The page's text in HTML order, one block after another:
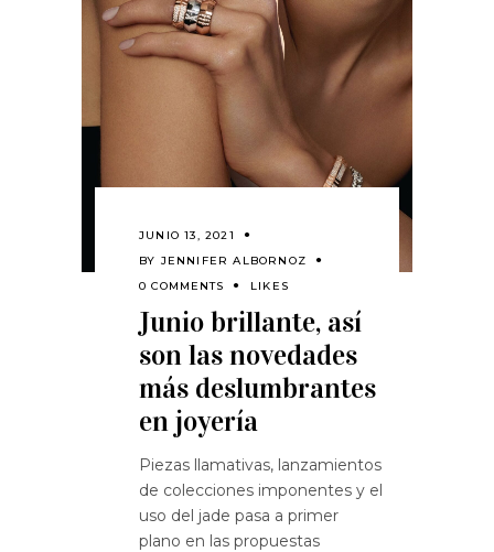
JUNIO 13, 2021
BY JENNIFER ALBORNOZ
0 COMMENTS
LIKES
Junio brillante, así
son las novedades
más deslumbrantes
en joyería
Piezas llamativas, lanzamientos
de colecciones imponentes y el
uso del jade pasa a primer
plano en las propuestas